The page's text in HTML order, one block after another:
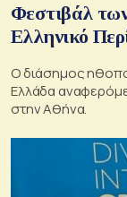
Φεστιβάλ
Ελληνικό
Ο διάσημος
Ελλάδα
στην Αθήνα.